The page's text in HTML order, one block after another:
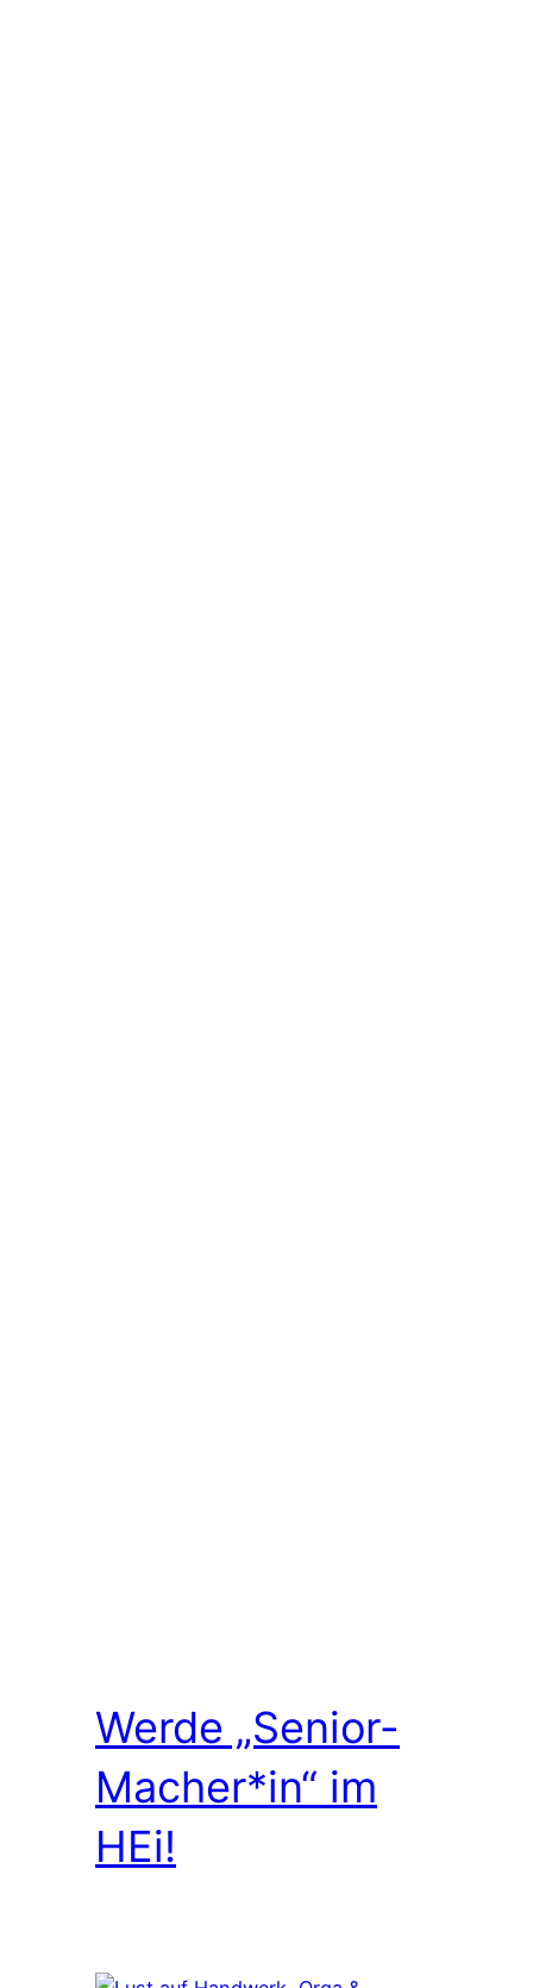
Werde „Senior-
Macher*in“ im
HEi!